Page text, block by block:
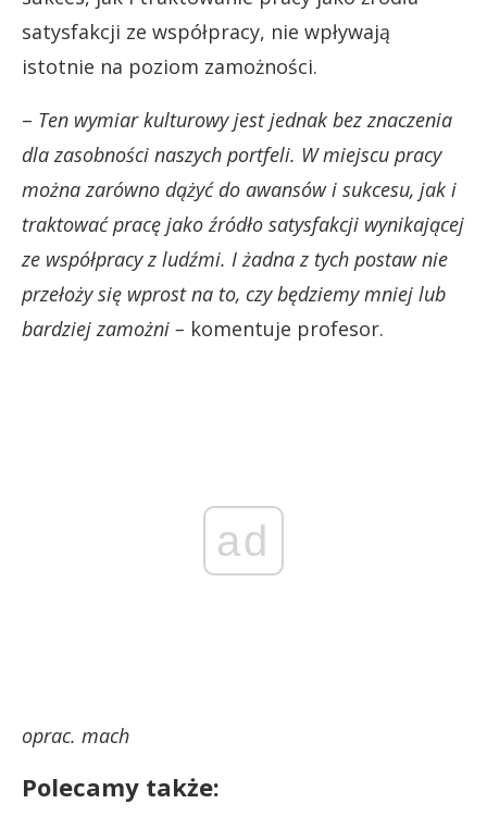
satysfakcji ze współpracy, nie wpływają
istotnie na poziom zamożności.
– Ten wymiar kulturowy jest jednak bez znaczenia
dla zasobności naszych portfeli. W miejscu pracy
można zarówno dążyć do awansów i sukcesu, jak i
traktować pracę jako źródło satysfakcji wynikającej
ze współpracy z ludźmi. I żadna z tych postaw nie
przełoży się wprost na to, czy będziemy mniej lub
bardziej zamożni – komentuje profesor.
ad
oprac. mach
Polecamy także: